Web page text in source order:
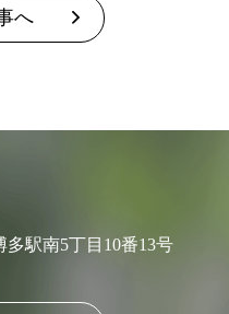
へ
多駅南5丁目10番13号